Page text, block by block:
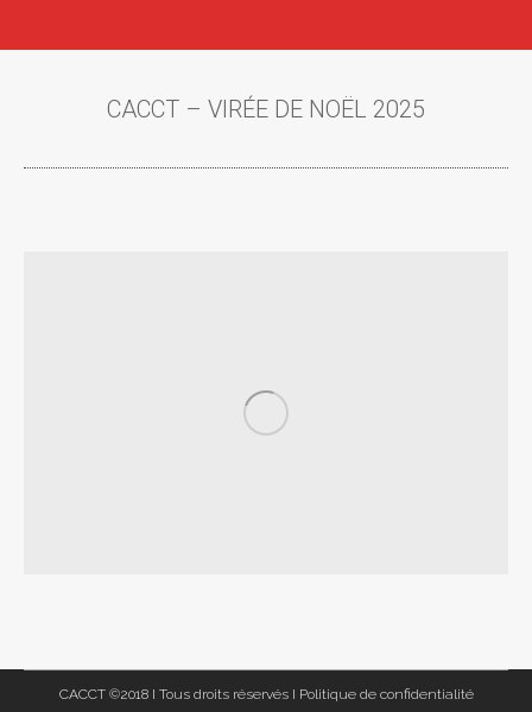
CACCT – VIRÉE DE NOËL 2025
CACCT ©2018 I Tous droits réservés I Politique de confidentialité